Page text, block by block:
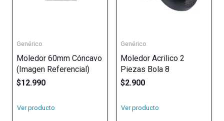
Genérico
Moledor 60mm Cóncavo
(Imagen Referencial)
$12.990
Ver producto
Genérico
Moledor Acrilico 2
Piezas Bola 8
$2.900
Ver producto